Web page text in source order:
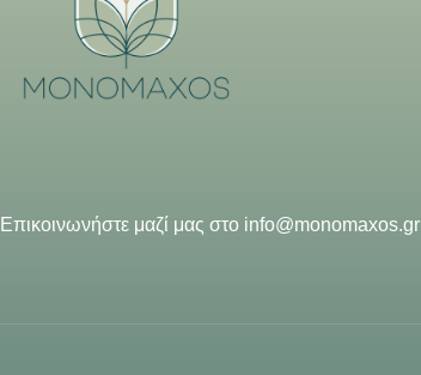
Επικοινωνήστε μαζί μας στο info@monomaxos.gr